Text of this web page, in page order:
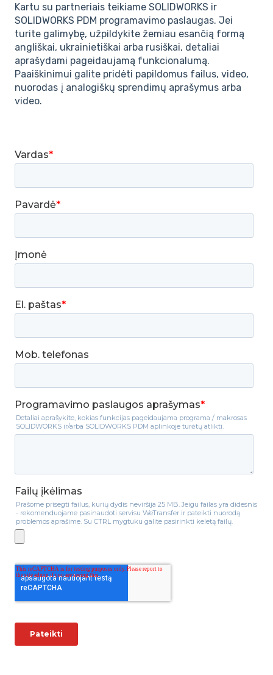
Kartu su partneriais teikiame SOLIDWORKS ir
SOLIDWORKS PDM programavimo paslaugas. Jei
turite galimybę, užpildykite žemiau esančią formą
angliškai, ukrainietiškai arba rusiškai, detaliai
aprašydami pageidaujamą funkcionalumą.
Paaiškinimui galite pridėti papildomus failus, video,
nuorodas į analogiškų sprendimų aprašymus arba
video.